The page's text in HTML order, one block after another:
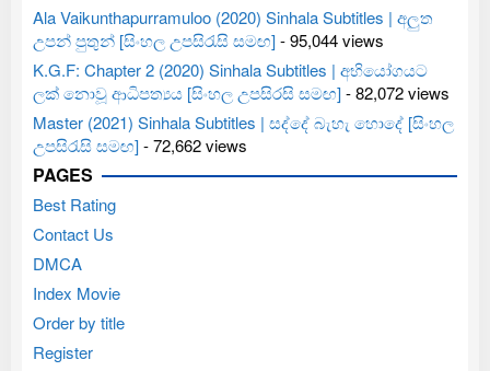
Ala Vaikunthapurramuloo (2020) Sinhala Subtitles | අලුත
උපන් පුතුන් [සිංහල උපසිරැසි සමඟ]- 95,044 views
K.G.F: Chapter 2 (2020) Sinhala Subtitles | අභියෝගයට
ලක් නොවූ ආධිපත්‍යය [සිංහල උපසිරසි සමඟ]- 82,072 views
Master (2021) Sinhala Subtitles | සද්දේ බැහැ හොදේ [සිංහල
උපසිරැසි සමඟ]- 72,662 views
PAGES
Best Rating
Contact Us
DMCA
Index Movie
Order by title
Register